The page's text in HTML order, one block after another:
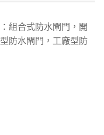
組合式防水閘門，開
防水閘門，工廠型防